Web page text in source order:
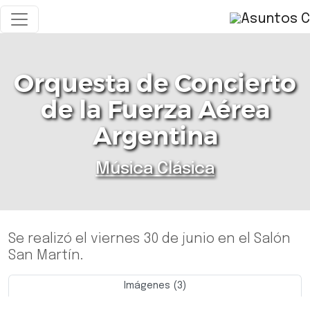
Orquesta de Concierto
de la Fuerza Aérea
Argentina
Música Clásica
Se realizó el viernes 30 de junio en el Salón
San Martín.
Imágenes (3)